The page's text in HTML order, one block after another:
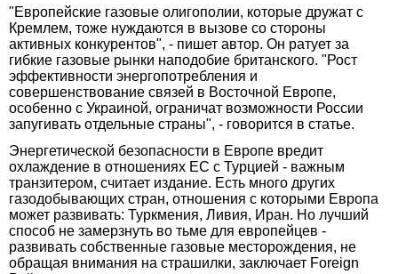
"Европейские газовые олигополии, которые дружат с
Кремлем, тоже нуждаются в вызове со стороны
активных конкурентов", - пишет автор. Он ратует за
гибкие газовые рынки наподобие британского. "Рост
эффективности энергопотребления и
совершенствование связей в Восточной Европе,
особенно с Украиной, ограничат возможности России
запугивать отдельные страны", - говорится в статье.
Энергетической безопасности в Европе вредит
охлаждение в отношениях ЕС с Турцией - важным
транзитером, считает издание. Есть много других
газодобывающих стран, отношения с которыми Европа
может развивать: Туркмения, Ливия, Иран. Но лучший
способ не замерзнуть во тьме для европейцев -
развивать собственные газовые месторождения, не
обращая внимания на страшилки, заключает Foreign